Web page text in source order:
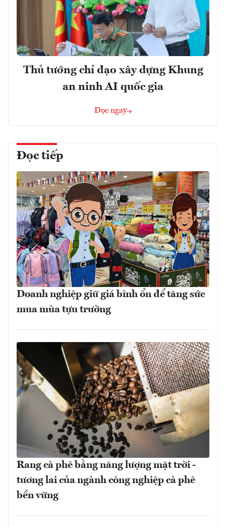
Thủ tướng chỉ đạo xây dựng Khung
an ninh AI quốc gia
Đọc ngay
Đọc tiếp
Doanh nghiệp giữ giá bình ổn để tăng sức
mua mùa tựu trường
Rang cà phê bằng năng lượng mặt trời -
tương lai của ngành công nghiệp cà phê
bền vững